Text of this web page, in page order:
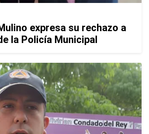
expresa su rechazo a
la Policía Municipal